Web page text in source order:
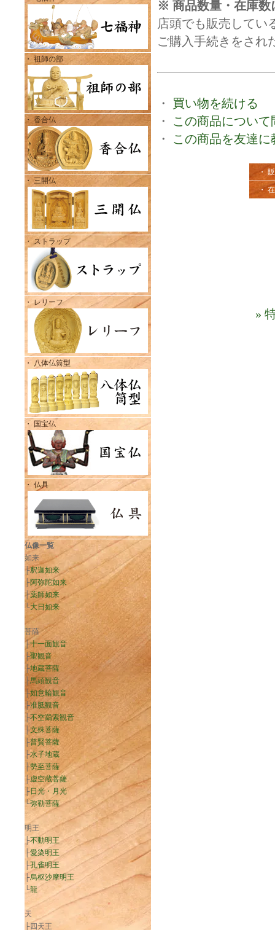
・ 祖師の部
・ 香合仏
・ 三開仏
・ ストラップ
・ レリーフ
・ 八体仏筒型
・ 国宝仏
・ 仏具
仏像一覧
如来
├釈迦如来
├阿弥陀如来
├薬師如来
└大日如来
菩薩
├十一面観音
├聖観音
├地蔵菩薩
├馬頭観音
├如意輪観音
├准胝観音
├不空羂索観音
├文殊菩薩
├普賢菩薩
├水子地蔵
├勢至菩薩
├虚空蔵菩薩
├日光・月光
└弥勒菩薩
明王
├不動明王
├愛染明王
├孔雀明王
├烏枢沙摩明王
└龍
天
├四天王
※ 商品数量・在庫
店頭でも販売してい
ご購入手続きをされ
・ 買い物を続ける
・ この商品につい
・ この商品を友達に
・
・
»